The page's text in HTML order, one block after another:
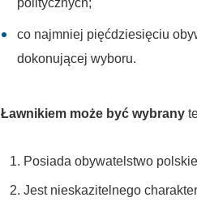
politycznych;
co najmniej pięćdziesięciu
dokonującej wyboru.
Ławnikiem może być wybrany
Posiada obywatelstwo
Jest nieskazitelnego